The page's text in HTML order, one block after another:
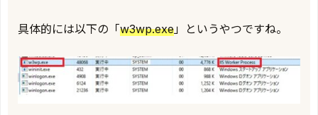
具体的には以下の「w3wp.exe」というやつですね。